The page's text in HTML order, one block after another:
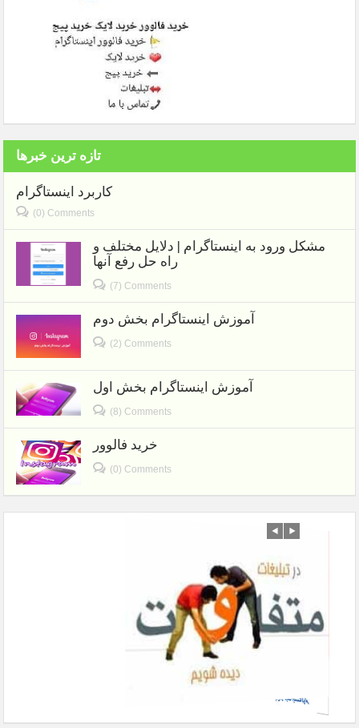
تازه ترین خبرها
کاربرد اینستاگرام
(0) Comments
مشکل ورود به اینستاگرام | دلایل مختلف و
راه حل رفع آنها
(7) Comments
آموزش اینستاگرام بخش دوم
(2) Comments
آموزش اینستاگرام بخش اول
(8) Comments
خرید فالوور
(0) Comments